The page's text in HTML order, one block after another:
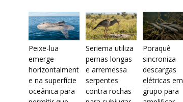
Peixe-lua
emerge
horizontalment
e na superfície
oceânica para
Seriema utiliza
pernas longas
e arremessa
serpentes
contra rochas
Poraquê
sincroniza
descargas
elétricas em
grupo para